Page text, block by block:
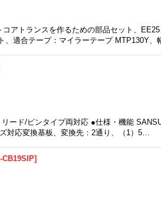
アトランスを作るための部品セット、
、適合テープ：マイラーテープ MTP130Y
ード/ピンタイプ両対応 ●仕様・機能
対応変換基板、変換先：2通り、（1）5…
CB19SIP]